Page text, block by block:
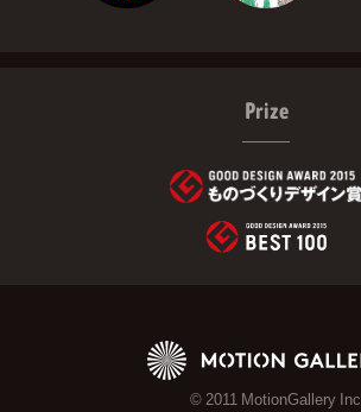
Prize
© 2011 MotionGallery Inc.